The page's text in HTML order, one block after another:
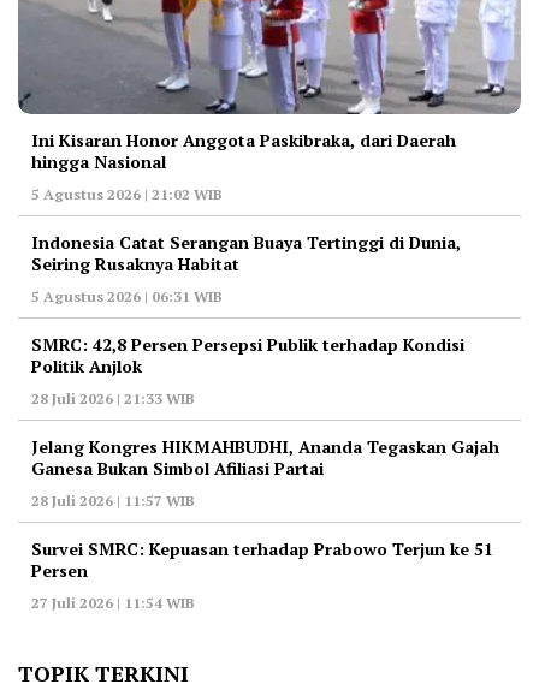
Ini Kisaran Honor Anggota Paskibraka, dari Daerah
hingga Nasional
5 Agustus 2026 | 21:02 WIB
Indonesia Catat Serangan Buaya Tertinggi di Dunia,
Seiring Rusaknya Habitat
5 Agustus 2026 | 06:31 WIB
‎SMRC: 42,8 Persen Persepsi Publik terhadap Kondisi
Politik Anjlok
28 Juli 2026 | 21:33 WIB
‎Jelang Kongres HIKMAHBUDHI, Ananda Tegaskan Gajah
Ganesa Bukan Simbol Afiliasi Partai
28 Juli 2026 | 11:57 WIB
‎Survei SMRC: Kepuasan terhadap Prabowo Terjun ke 51
Persen
27 Juli 2026 | 11:54 WIB
TOPIK TERKINI